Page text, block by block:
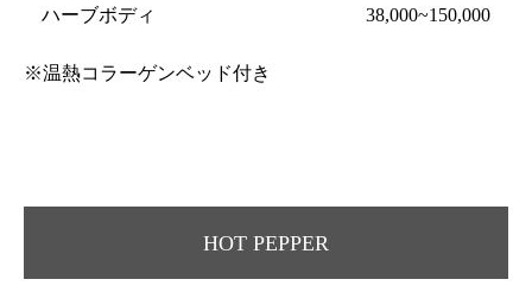
ハーブボディ 38,000~150,000
※温熱コラーゲンベッド付き
HOT PEPPER